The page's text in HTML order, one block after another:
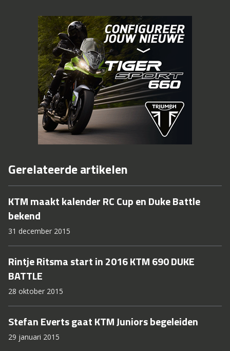
Gerelateerde artikelen
KTM maakt kalender RC Cup en Duke Battle
bekend
31 december 2015
Rintje Ritsma start in 2016 KTM 690 DUKE
BATTLE
28 oktober 2015
Stefan Everts gaat KTM Juniors begeleiden
29 januari 2015